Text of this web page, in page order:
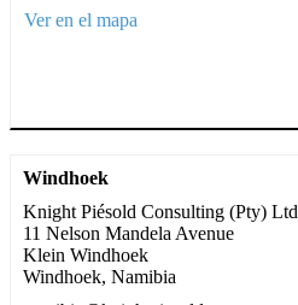
Ver en el mapa
Windhoek
Knight Piésold Consulting (Pty) Ltd
11 Nelson Mandela Avenue
Klein Windhoek
Windhoek, Namibia